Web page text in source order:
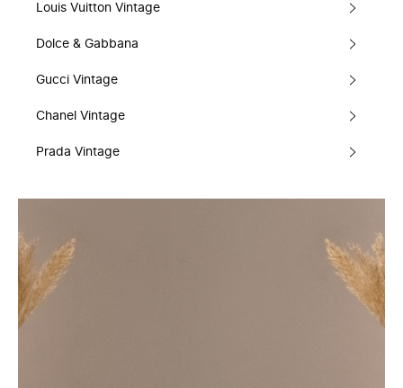
Louis Vuitton Vintage
Dolce & Gabbana
Gucci Vintage
Chanel Vintage
Prada Vintage